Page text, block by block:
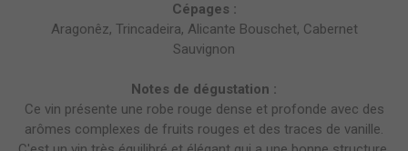
Cépages :
Aragonêz, Trincadeira, Alicante Bouschet, Cabernet
Sauvignon
Notes de dégustation :
Ce vin présente une robe rouge dense et profonde avec des
arômes complexes de fruits rouges et des traces de vanille.